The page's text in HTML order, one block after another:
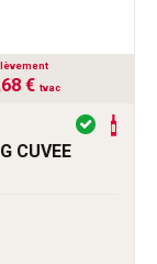
€ tvac
CUVEE